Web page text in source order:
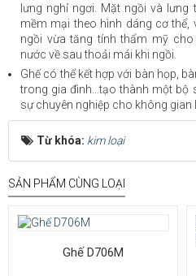
lưng nghỉ ngơi. Mặt ngồi và
mềm mại theo hình dáng cơ
ngồi vừa tăng tính thẩm mỹ
nước về sau thoải mái khi ngồi.
Ghế có thể kết hợp với bàn họp,
trong gia đình…tạo thành một bộ
sự chuyên nghiệp cho không gian
Từ khóa: kim loại
SẢN PHẨM CÙNG LOẠI
Ghế D706M